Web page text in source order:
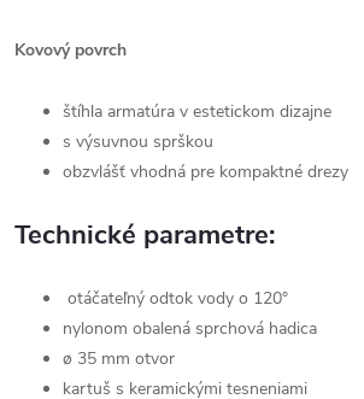
Kovový povrch
štíhla armatúra v estetickom dizajne
s výsuvnou sprškou
obzvlášť vhodná pre kompaktné drezy
Technické parametre:
otáčateľný odtok vody o 120°
nylonom obalená sprchová hadica
ø 35 mm otvor
kartuš s keramickými tesneniami